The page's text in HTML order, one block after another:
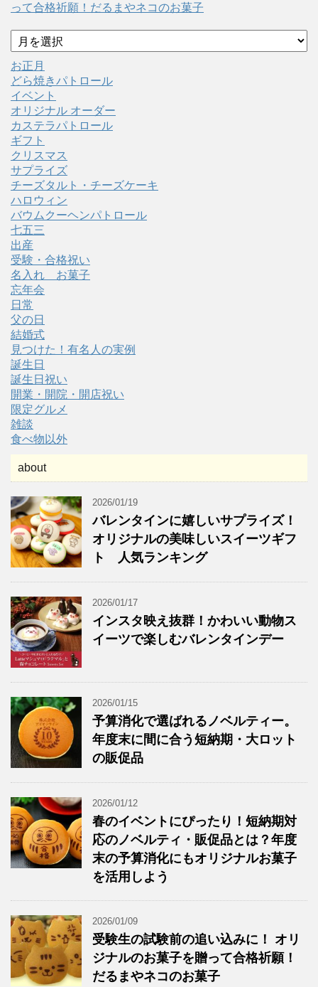
って合格祈願！だるまやネコのお菓子
ア
ー
カ
イ
ブ
お正月
どら焼きパトロール
イベント
オリジナル オーダー
カステラパトロール
ギフト
クリスマス
サプライズ
チーズタルト・チーズケーキ
ハロウィン
バウムクーヘンパトロール
七五三
出産
受験・合格祝い
名入れ お菓子
忘年会
日常
父の日
結婚式
見つけた！有名人の実例
誕生日
誕生日祝い
開業・開院・開店祝い
限定グルメ
雑談
食べ物以外
about
2026/01/19
バレンタインに嬉しいサプライズ！
オリジナルの美味しいスイーツギフ
ト 人気ランキング
2026/01/17
インスタ映え抜群！かわいい動物ス
イーツで楽しむバレンタインデー
2026/01/15
予算消化で選ばれるノベルティー。
年度末に間に合う短納期・大ロット
の販促品
2026/01/12
春のイベントにぴったり！短納期対
応のノベルティ・販促品とは？年度
末の予算消化にもオリジナルお菓子
を活用しよう
2026/01/09
受験生の試験前の追い込みに！ オリ
ジナルのお菓子を贈って合格祈願！
だるまやネコのお菓子